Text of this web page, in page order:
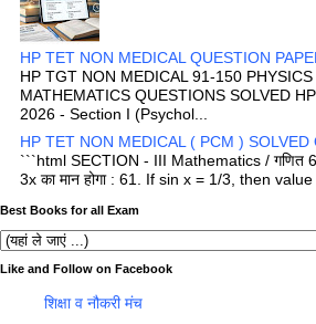
HP TET NON MEDICAL QUESTION
HP TGT NON MEDICAL 91-150
MATHEMATICS QUESTIONS SOLVED
2026 - Section I (Psychol...
HP TET NON MEDICAL ( PCM ) SOLVED
```html SECTION - III Mathematics / गणित
3x का मान होगा : 61. If sin x = 1/3, then
Best Books for all Exam
Like and Follow on Facebook
शिक्षा व नौकरी मंच